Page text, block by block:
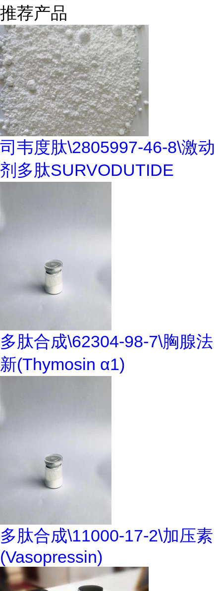
推荐产品
司韦度肽\2805997-46-8\激动
剂多肽SURVODUTIDE
多肽合成\62304-98-7\胸腺法
新(Thymosin α1)
多肽合成\11000-17-2\加压素
(Vasopressin)